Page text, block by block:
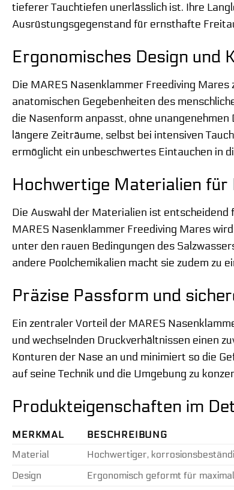
tieferer Tauchtiefen unerlässlich ist. Ihre
Ausrüstungsgegenstand für ernsthafte
Ergonomisches Design und
Die MARES Nasenklammer Freediving
anatomischen Gegebenheiten des
die Nasenform anpasst, ohne
längere Zeiträume, selbst bei intensiven
ermöglicht ein unbeschwertes Eintauchen in
Hochwertige Materialien für
Die Auswahl der Materialien ist
MARES Nasenklammer Freediving Mares
unter den rauen Bedingungen des
andere Poolchemikalien macht sie zudem zu
Präzise Passform und
Ein zentraler Vorteil der MARES
und wechselnden Druckverhältnissen einen
Konturen der Nase an und minimiert so die
auf seine Technik und die Umgebung zu
Produkteigenschaften im
MERKMAL
BESCHREIBUNG
Material
Hochwertiger,
Design
Ergonomisch geformt für